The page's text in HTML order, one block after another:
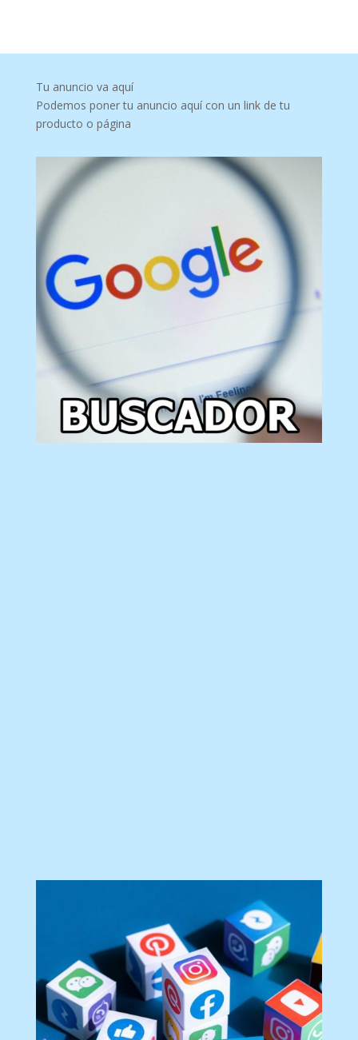
Tu anuncio va aquí
Podemos poner tu anuncio aquí con un link de tu
producto o página